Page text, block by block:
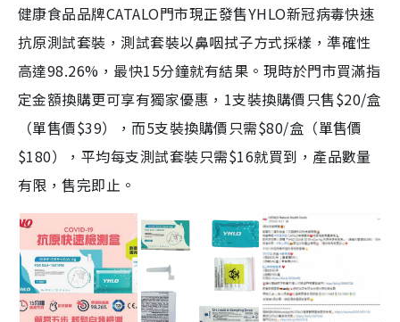
健康食品品牌CATALO門市現正發售YHLO新冠病毒快速
抗原測試套裝，測試套裝以鼻咽拭子方式採樣，準確性
高達98.26%，最快15分鐘就有結果。現時於門市買滿指
定金額換購更可享有獨家優惠，1支裝換購價只售$20/盒
（單售價$39），而5支裝換購價只需$80/盒（單售價
$180），平均每支測試套裝只需$16就買到，產品數量
有限，售完即止。